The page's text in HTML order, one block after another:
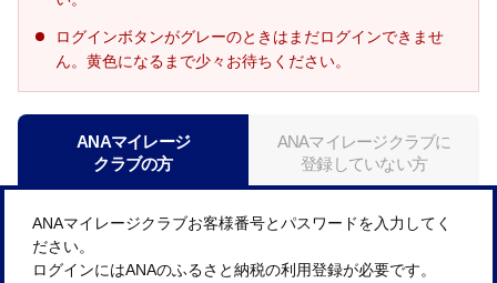
ログインボタンがグレーのときはまだログインできませ
ん。黄色になるまで少々お待ちください。
ANAマイレージ
クラブの方
ANAマイレージクラブに
登録していない方
ANAマイレージクラブお客様番号とパスワードを入力してく
ださい。
ログインにはANAのふるさと納税の利用登録が必要です。